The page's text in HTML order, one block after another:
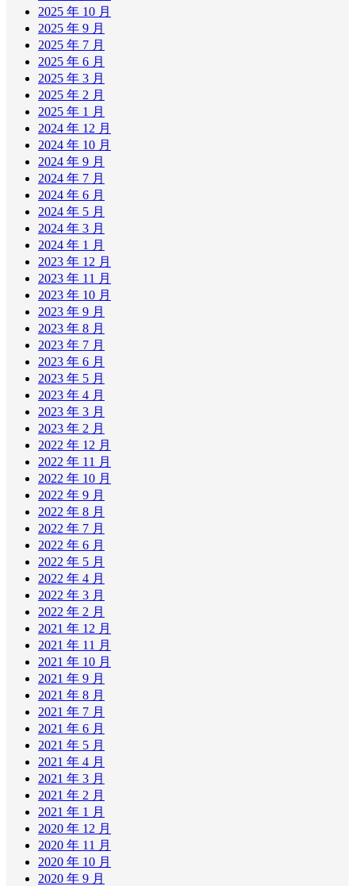
2025 年 10 月
2025 年 9 月
2025 年 7 月
2025 年 6 月
2025 年 3 月
2025 年 2 月
2025 年 1 月
2024 年 12 月
2024 年 10 月
2024 年 9 月
2024 年 7 月
2024 年 6 月
2024 年 5 月
2024 年 3 月
2024 年 1 月
2023 年 12 月
2023 年 11 月
2023 年 10 月
2023 年 9 月
2023 年 8 月
2023 年 7 月
2023 年 6 月
2023 年 5 月
2023 年 4 月
2023 年 3 月
2023 年 2 月
2022 年 12 月
2022 年 11 月
2022 年 10 月
2022 年 9 月
2022 年 8 月
2022 年 7 月
2022 年 6 月
2022 年 5 月
2022 年 4 月
2022 年 3 月
2022 年 2 月
2021 年 12 月
2021 年 11 月
2021 年 10 月
2021 年 9 月
2021 年 8 月
2021 年 7 月
2021 年 6 月
2021 年 5 月
2021 年 4 月
2021 年 3 月
2021 年 2 月
2021 年 1 月
2020 年 12 月
2020 年 11 月
2020 年 10 月
2020 年 9 月